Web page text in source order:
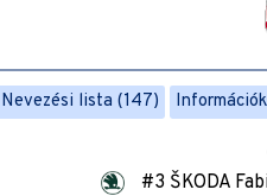
Nevezési lista (147) Információk
#3 ŠKODA